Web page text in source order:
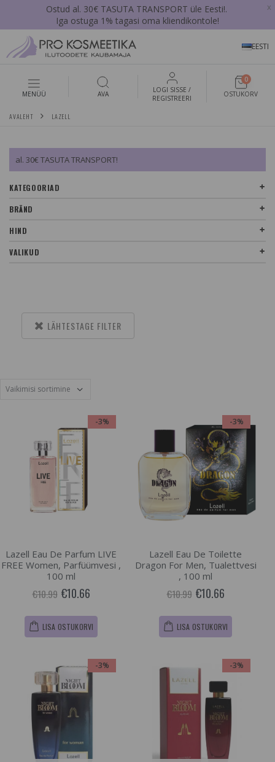
Ostud al. 30€ TASUTA TRANSPORT üle Eesti!.
Iga ostuga 1% tagasi oma kliendikontole!
x
EESTI
MENÜÜ AVA
LOGI SISSE /
REGISTREERI
0
OSTUKORV
AVALEHT LAZELL
al. 30€ TASUTA TRANSPORT!
KATEGOORIAD
BRÄND
HIND
VALIKUD
LÄHTESTAGE FILTER
-3%
Lazell Eau De Parfum LIVE
FREE Women, Parfüümvesi ,
100 ml
€10.99 €10.66
LISA OSTUKORVI
-3%
Lazell Eau De Toilette
Dragon For Men, Tualettvesi
, 100 ml
€10.99 €10.66
LISA OSTUKORVI
-3% -3%